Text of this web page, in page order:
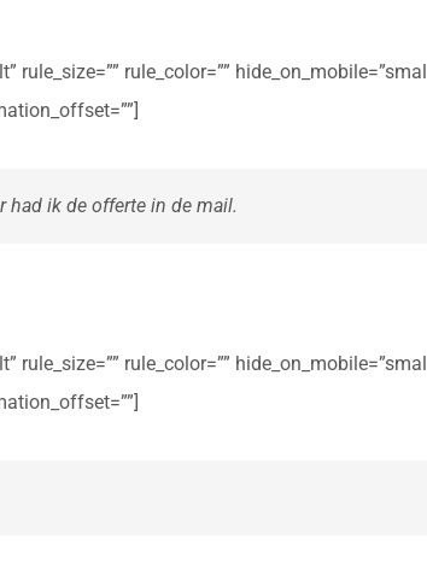
rule_color=””
had ik de offerte in de mail.
rule_color=””